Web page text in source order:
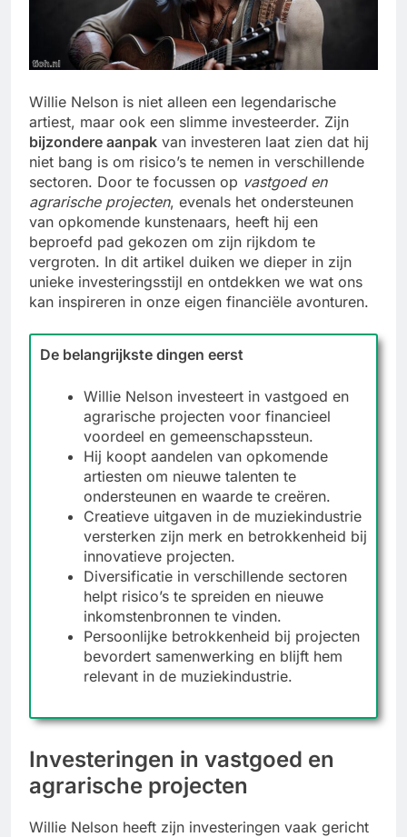
Willie Nelson is niet alleen een legendarische
artiest, maar ook een slimme investeerder. Zijn
bijzondere aanpak van investeren laat zien dat hij
niet bang is om risico’s te nemen in verschillende
sectoren. Door te focussen op vastgoed en
agrarische projecten, evenals het ondersteunen
van opkomende kunstenaars, heeft hij een
beproefd pad gekozen om zijn rijkdom te
vergroten. In dit artikel duiken we dieper in zijn
unieke investeringsstijl en ontdekken we wat ons
kan inspireren in onze eigen financiële avonturen.
De belangrijkste dingen eerst
Willie Nelson investeert in vastgoed en
agrarische projecten voor financieel
voordeel en gemeenschapssteun.
Hij koopt aandelen van opkomende
artiesten om nieuwe talenten te
ondersteunen en waarde te creëren.
Creatieve uitgaven in de muziekindustrie
versterken zijn merk en betrokkenheid bij
innovatieve projecten.
Diversificatie in verschillende sectoren
helpt risico’s te spreiden en nieuwe
inkomstenbronnen te vinden.
Persoonlijke betrokkenheid bij projecten
bevordert samenwerking en blijft hem
relevant in de muziekindustrie.
Investeringen in vastgoed en
agrarische projecten
Willie Nelson heeft zijn investeringen vaak gericht